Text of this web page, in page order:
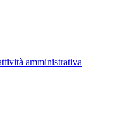
amministrativa